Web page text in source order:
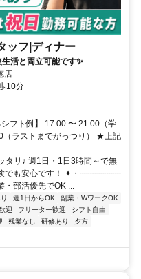
ッフ|ディナー
活と両立可能です✨
店
10分
フト例】 17:00 〜 21:00（学
（ラストまでがっつり） ★上記
タリ♪ 週1日・1日3時間～で無
験でも安心です！ ✦・┈┈┈┈┈
部活優先でOK ...
週1日からOK
副業・WワークOK
迎 フリーター歓迎
シフト自由
残業なし 研修あり
夕方